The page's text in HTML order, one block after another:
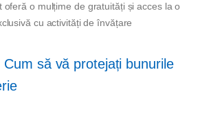
oferă o mulțime de gratuități și acces la o
cu activități de învățare
Cum să vă protejați bunurile